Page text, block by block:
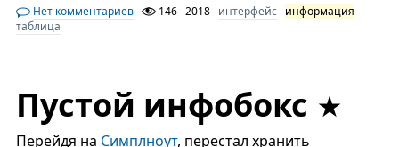
Нет комментариев 146 2018 интерфейс информация
таблица
Пустой инфобокс
Перейдя на Симплноут, перестал хранить